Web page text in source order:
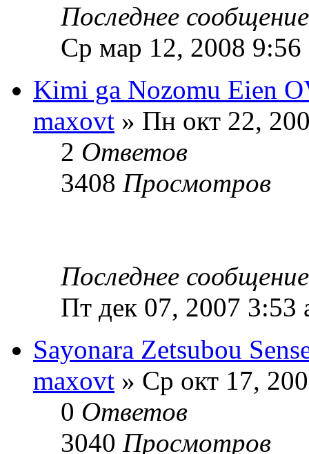
Последнее
Ср мар 12, 2008 9:56
Kimi ga Nozomu Eien
maxovt » Пн окт 22,
2 Ответов
3408 Просмотров
Последнее
Пт дек 07, 2007 3:53
Sayonara Zetsubou
maxovt » Ср окт 17,
0 Ответов
3040 Просмотров